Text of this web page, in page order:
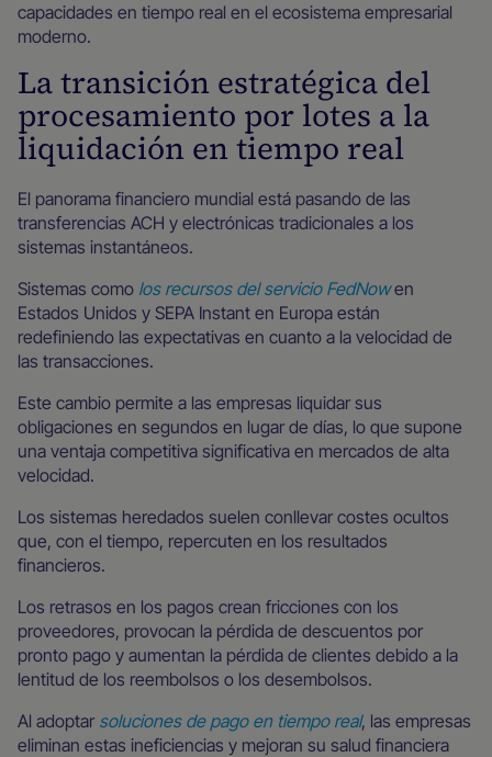
capacidades en tiempo real en el ecosistema empresarial
moderno.
La transición estratégica del
procesamiento por lotes a la
liquidación en tiempo real
El panorama financiero mundial está pasando de las
transferencias ACH y electrónicas tradicionales a los
sistemas instantáneos.
Sistemas como los recursos del servicio FedNowen
Estados Unidos y SEPA Instant en Europa están
redefiniendo las expectativas en cuanto a la velocidad de
las transacciones.
Este cambio permite a las empresas liquidar sus
obligaciones en segundos en lugar de días, lo que supone
una ventaja competitiva significativa en mercados de alta
velocidad.
Los sistemas heredados suelen conllevar costes ocultos
que, con el tiempo, repercuten en los resultados
financieros.
Los retrasos en los pagos crean fricciones con los
proveedores, provocan la pérdida de descuentos por
pronto pago y aumentan la pérdida de clientes debido a la
lentitud de los reembolsos o los desembolsos.
Al adoptar soluciones de pago en tiempo real, las empresas
eliminan estas ineficiencias y mejoran su salud financiera